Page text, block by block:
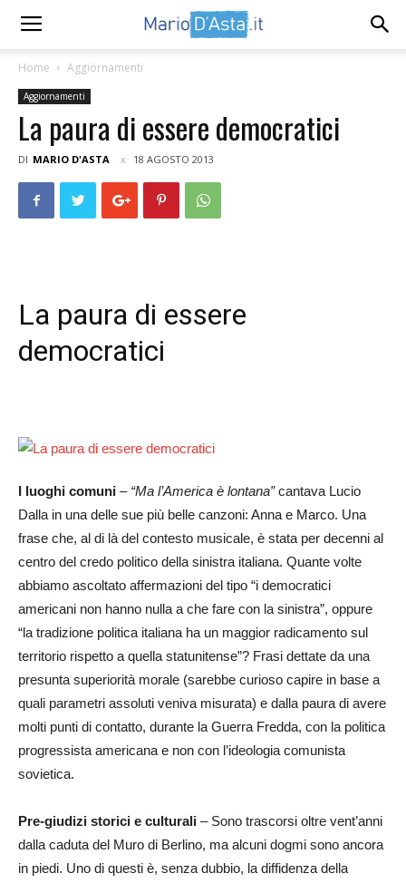
Home Aggiornamenti
Aggiornamenti
La paura di essere democratici
DI MARIO D'ASTA 18 AGOSTO 2013
La paura di essere
democratici
I luoghi comuni – “Ma l’America è lontana”cantava Lucio
Dalla in una delle sue più belle canzoni: Anna e Marco. Una
frase che, al di là del contesto musicale, è stata per decenni al
centro del credo politico della sinistra italiana. Quante volte
abbiamo ascoltato affermazioni del tipo “i democratici
americani non hanno nulla a che fare con la sinistra”, oppure
“la tradizione politica italiana ha un maggior radicamento sul
territorio rispetto a quella statunitense”? Frasi dettate da una
presunta superiorità morale (sarebbe curioso capire in base a
quali parametri assoluti veniva misurata) e dalla paura di avere
molti punti di contatto, durante la Guerra Fredda, con la politica
progressista americana e non con l’ideologia comunista
sovietica.
Pre-giudizi storici e culturali – Sono trascorsi oltre vent’anni
dalla caduta del Muro di Berlino, ma alcuni dogmi sono ancora
in piedi. Uno di questi è, senza dubbio, la diffidenza della